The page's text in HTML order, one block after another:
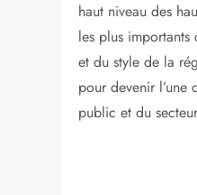
haut niveau des
les plus
et du style de la
pour devenir l’une
public et du